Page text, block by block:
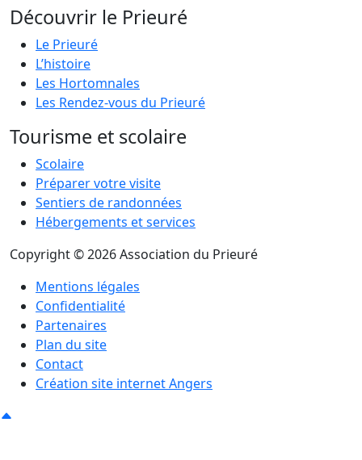
Découvrir le Prieuré
Le Prieuré
L’histoire
Les Hortomnales
Les Rendez-vous du Prieuré
Tourisme et scolaire
Scolaire
Préparer votre visite
Sentiers de randonnées
Hébergements et services
Copyright © 2026 Association du Prieuré
Mentions légales
Confidentialité
Partenaires
Plan du site
Contact
Création site internet Angers